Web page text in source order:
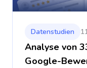
Datenstudien
Analyse von
Google-